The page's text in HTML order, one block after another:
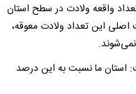
در سال جاری ۹۹.۳۱ درصد است یعنی این تعداد واقعه ولادت در سطح استان
معوق می‌ماند که علت اصلی این تعداد ولادت معوقه،
ثبت ولادت در مهلت قانونی ۹۵.۷۷ درصد است، گفت: استان ما نسبت به این درصد